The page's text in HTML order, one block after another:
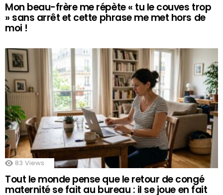
Mon beau-frère me répète « tu le couves trop
» sans arrêt et cette phrase me met hors de
moi !
83 Views
Tout le monde pense que le retour de congé
maternité se fait au bureau : il se joue en fait